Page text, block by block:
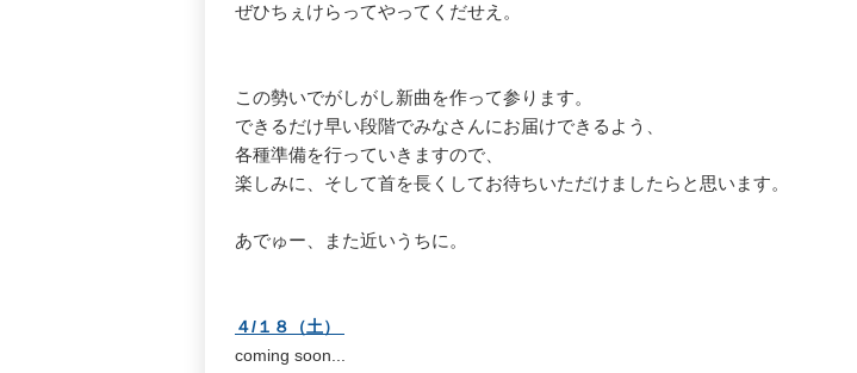
ぜひちぇけらってやってくだせえ。
この勢いでがしがし新曲を作って参ります。
できるだけ早い段階でみなさんにお届けできるよう、
各種準備を行っていきますので、
楽しみに、そして首を長くしてお待ちいただけましたらと思います。
あでゅー、また近いうちに。
４/１８（土）
coming soon...